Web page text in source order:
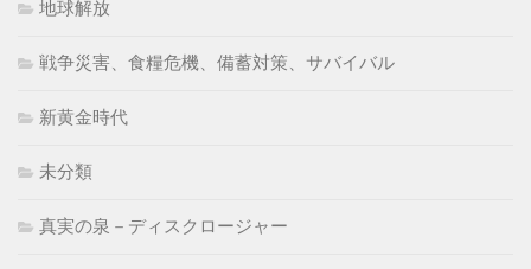
地球解放
戦争災害、食糧危機、備蓄対策、サバイバル
新黄金時代
未分類
真実の泉－ディスクロージャー